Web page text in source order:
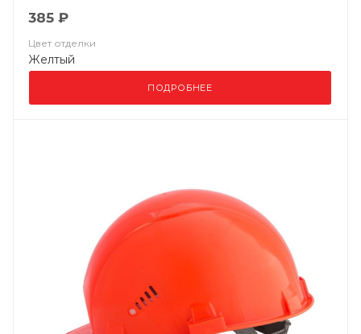
385 ₽
Цвет отделки
Желтый
ПОДРОБНЕЕ